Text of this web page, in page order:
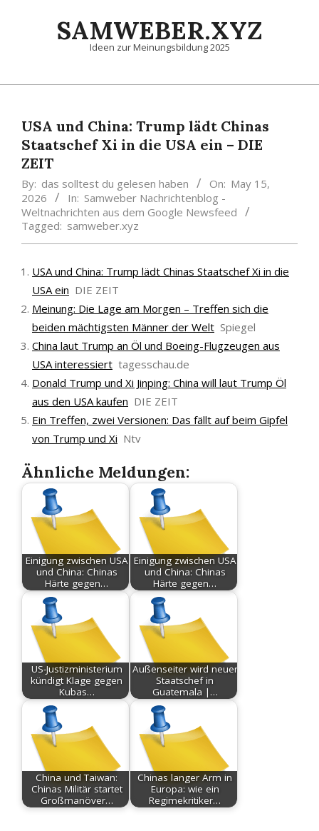
SAMWEBER.XYZ
Ideen zur Meinungsbildung 2025
Primary
MenuUSA und China: Trump lädt Chinas
Staatschef Xi in die USA ein – DIE
ZEIT
By: das solltest du gelesen haben On: May 15,
2026
In: Samweber Nachrichtenblog -
Weltnachrichten aus dem Google Newsfeed
Tagged: samweber.xyz
USA und China: Trump lädt Chinas Staatschef Xi in die
USA ein DIE ZEIT
Meinung: Die Lage am Morgen – Treffen sich die
beiden mächtigsten Männer der Welt Spiegel
China laut Trump an Öl und Boeing-Flugzeugen aus
USA interessiert tagesschau.de
Donald Trump und Xi Jinping: China will laut Trump Öl
aus den USA kaufen DIE ZEIT
Ein Treffen, zwei Versionen: Das fällt auf beim Gipfel
von Trump und Xi Ntv
Ähnliche Meldungen:
Einigung zwischen USA
und China: Chinas
Härte gegen…
Einigung zwischen USA
und China: Chinas
Härte gegen…
US-Justizministerium
kündigt Klage gegen
Kubas…
Außenseiter wird neuer
Staatschef in
Guatemala |…
China und Taiwan:
Chinas Militär startet
Großmanöver…
Chinas langer Arm in
Europa: wie ein
Regimekritiker…